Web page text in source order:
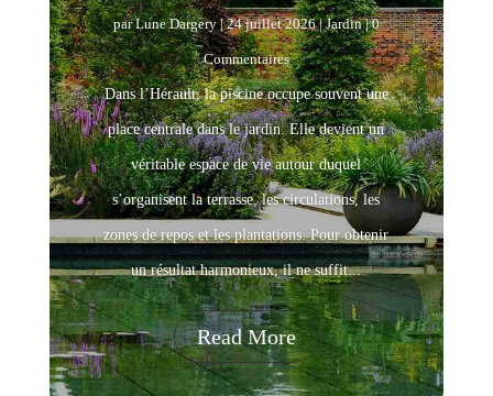
parLune Dargery|24 juillet 2026|Jardin| 0
Commentaires
Dans l’Hérault, la piscine occupe souvent une
place centrale dans le jardin. Elle devient un
véritable espace de vie autour duquel
s’organisent la terrasse, les circulations, les
zones de repos et les plantations. Pour obtenir
un résultat harmonieux, il ne suffit...
Read More